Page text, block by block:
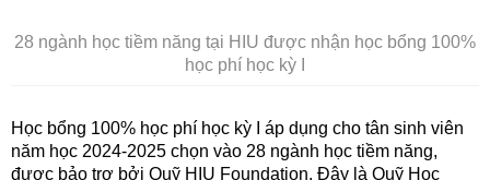
28 ngành học tiềm năng tại HIU được nhận học bổng 100%
học phí học kỳ I
Học bổng 100% học phí học kỳ I áp dụng cho tân sinh viên
năm học 2024-2025 chọn vào 28 ngành học tiềm năng,
được bảo trợ bởi Quỹ HIU Foundation. Đây là Quỹ Học